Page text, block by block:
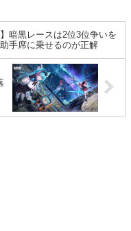
】暗黒レースは2位3位争いを
手席に乗せるのが正解